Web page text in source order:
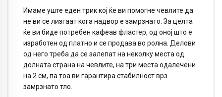
Имаме уште еден трик кој ќе ви помогне чевлите да
не ви се лизгаат кога надвор е замрзнато. За целта
ќе ви биде потребен кафеав фластер, од оној што е
изработен од платно и се продава во ролна. Делови
од него треба да се залепат на неколку места од
долната страна на чевлите, на три места одалечени
на 2 см, па тоа ви гарантира стабилност врз
замрзнато тло.